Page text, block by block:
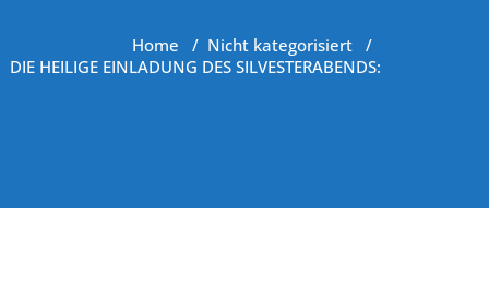
Home / Nicht kategorisiert /
DIE HEILIGE EINLADUNG DES SILVESTERABENDS: